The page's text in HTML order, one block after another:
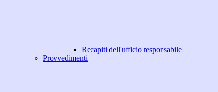
Recapiti dell'ufficio responsabile
Provvedimenti